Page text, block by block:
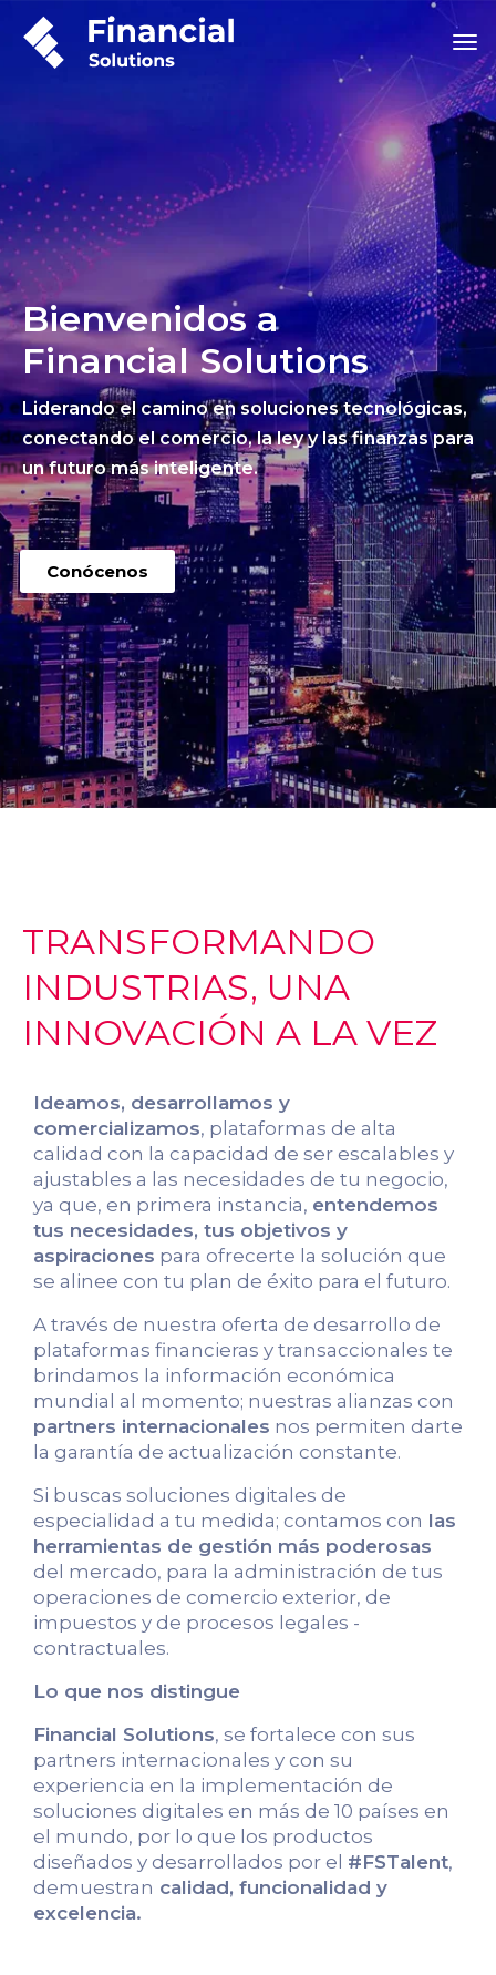
Bienvenidos a
Financial Solutions
Liderando el camino en soluciones tecnológicas,
conectando el comercio, la ley y las finanzas para
un futuro más inteligente.
Conócenos
TRANSFORMANDO
INDUSTRIAS, UNA
INNOVACIÓN A LA VEZ
Ideamos, desarrollamos y
comercializamos, plataformas de alta
calidad con la capacidad de ser escalables y
ajustables a las necesidades de tu negocio,
ya que, en primera instancia, entendemos
tus necesidades, tus objetivos y
aspiraciones para ofrecerte la solución que
se alinee con tu plan de éxito para el futuro.
A través de nuestra oferta de desarrollo de
plataformas financieras y transaccionales te
brindamos la información económica
mundial al momento; nuestras alianzas con
partners internacionales nos permiten darte
la garantía de actualización constante.
Si buscas soluciones digitales de
especialidad a tu medida; contamos con las
herramientas de gestión más poderosas
del mercado, para la administración de tus
operaciones de comercio exterior, de
impuestos y de procesos legales -
contractuales.
Lo que nos distingue
Financial Solutions, se fortalece con sus
partners internacionales y con su
experiencia en la implementación de
soluciones digitales en más de 10 países en
el mundo, por lo que los productos
diseñados y desarrollados por el #FSTalent,
demuestran calidad, funcionalidad y
excelencia.